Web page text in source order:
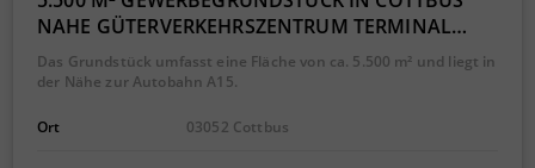
NAHE GÜTERVERKEHRSZENTRUM TERMINAL…
Das Grundstück umfasst eine Fläche von ca. 5.500 m² und liegt in
der Nähe zur Autobahn A15.
Ort 03052 Cottbus